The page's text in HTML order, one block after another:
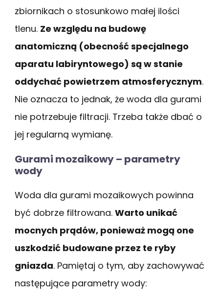
zbiornikach o stosunkowo małej ilości
tlenu. Ze względu na budowę
anatomiczną (obecność specjalnego
aparatu labiryntowego) są w stanie
oddychać powietrzem atmosferycznym.
Nie oznacza to jednak, że woda dla gurami
nie potrzebuje filtracji. Trzeba także dbać o
jej regularną wymianę.
Gurami mozaikowy – parametry
wody
Woda dla gurami mozaikowych powinna
być dobrze filtrowana. Warto unikać
mocnych prądów, ponieważ mogą one
uszkodzić budowane przez te ryby
gniazda. Pamiętaj o tym, aby zachowywać
następujące parametry wody: